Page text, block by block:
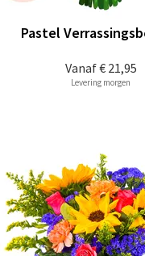
Vanaf€ 21,95
Pastel
Levering morgen